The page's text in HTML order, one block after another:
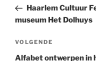
berichtHaarlem Cultuur
museum Het Dolhuys
Volgend
bericht
VOLGENDE
Alfabet ontwerpen in